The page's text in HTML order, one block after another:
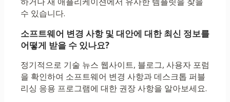
수 있습니다.
소프트웨어 변경 사항 및 대안에 대한 최신 정보를
어떻게 받을 수 있나요?
정기적으로 기술 뉴스 웹사이트, 블로그, 사용자 포럼
을 확인하여 소프트웨어 변경 사항과 데스크톱 퍼블
리싱 응용 프로그램에 대한 권장 사항을 알아보세요.